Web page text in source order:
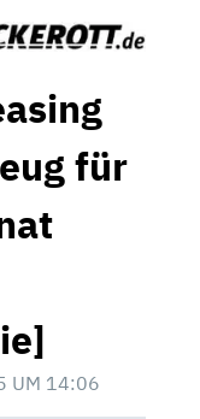
für
UM 14:06